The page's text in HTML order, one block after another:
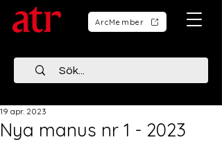
ArcMember
Nya manus nr 1 - 2023
19 apr. 2023